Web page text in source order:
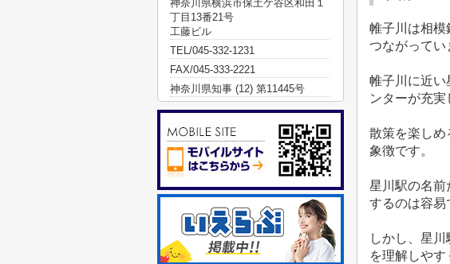
帷子川は相模
つながってい
帷子川に近い
ンターが充実
散策を楽しめ
象徴です。
星川駅の名前
するのは容易
しかし、星
を理解しやす
神奈川県横浜市保土ケ谷区和田１
丁目13番21号
工藤ビル
TEL/045-332-1231
FAX/045-333-2221
神奈川県知事 (12) 第11445号